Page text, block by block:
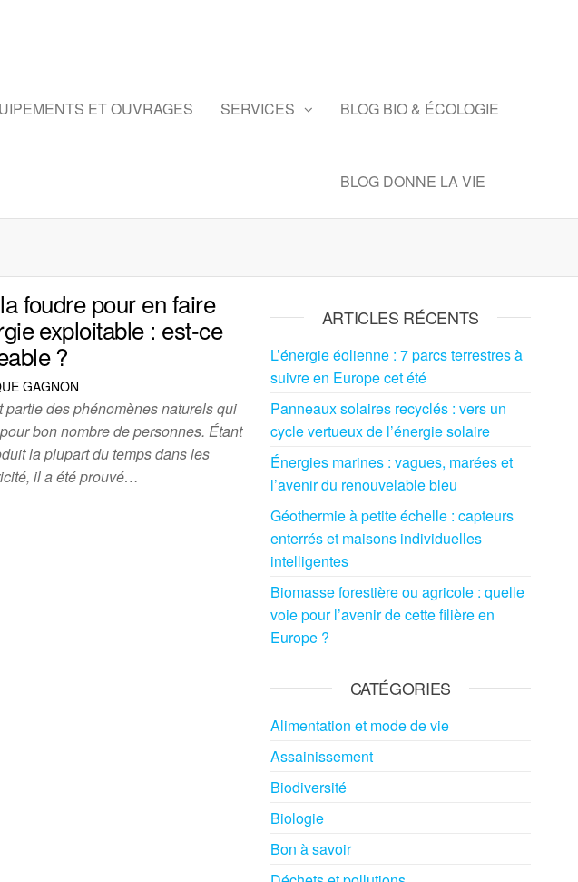
ET OUVRAGES SERVICES BLOG BIO & ÉCOLOGIE
BLOG DONNE LA VIE
foudre pour en faire
exploitable : est-ce
?
GAGNON
partie des phénomènes naturels qui
bon nombre de personnes. Étant
la plupart du temps dans les
il a été prouvé…
ARTICLES RÉCENTS
L’énergie éolienne : 7 parcs terrestres à
suivre en Europe cet été
Panneaux solaires recyclés : vers un
cycle vertueux de l’énergie solaire
Énergies marines : vagues, marées et
l’avenir du renouvelable bleu
Géothermie à petite échelle : capteurs
enterrés et maisons individuelles
intelligentes
Biomasse forestière ou agricole : quelle
voie pour l’avenir de cette filière en
Europe ?
CATÉGORIES
Alimentation et mode de vie
Assainissement
Biodiversité
Biologie
Bon à savoir